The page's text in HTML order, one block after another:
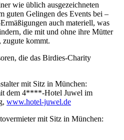
wie üblich ausgezeichneten
guten Gelingen des Events bei –
auch materiell, was
die mit und ohne ihre Mütter
zugute kommt.
die das Birdies-Charity
mit Sitz in München:
dem 4****-Hotel Juwel im
www.hotel-juwel.de
mit Sitz in München: